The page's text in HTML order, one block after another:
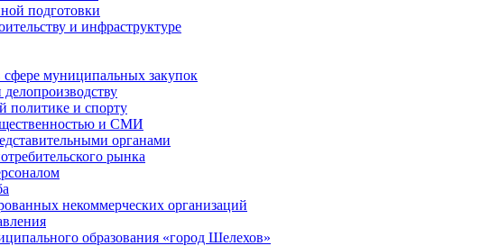
подготовки
и инфраструктуре
муниципальных закупок
политике и спорту
и СМИ
органами
рынка
некоммерческих организаций
образования «город Шелехов»